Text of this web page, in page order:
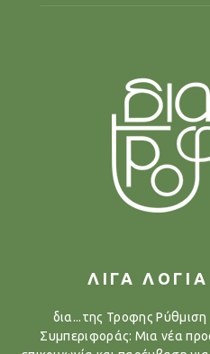
ΛΙΓΑ
δια...της Τροφης
Συμπεριφοράς: Μια νέα